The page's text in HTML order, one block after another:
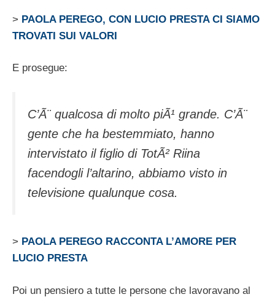
> PAOLA PEREGO, CON LUCIO PRESTA CI SIAMO
TROVATI SUI VALORI
E prosegue:
C’Ã¨ qualcosa di molto piÃ¹ grande. C’Ã¨
gente che ha bestemmiato, hanno
intervistato il figlio di TotÃ² Riina
facendogli l’altarino, abbiamo visto in
televisione qualunque cosa.
> PAOLA PEREGO RACCONTA L’AMORE PER
LUCIO PRESTA
Poi un pensiero a tutte le persone che lavoravano al